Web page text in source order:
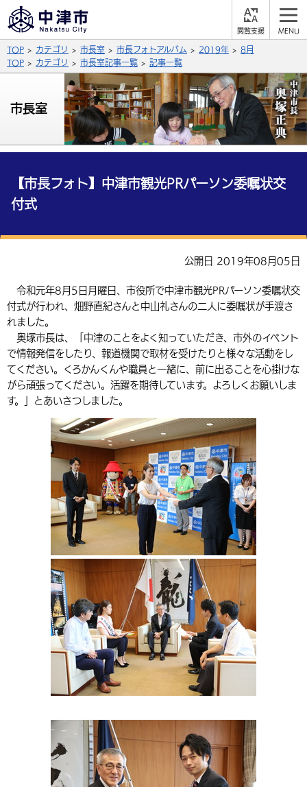
支
背景色
青 白
文字の大きさ
拡大 標準 縮小
英語（English） 中国語（簡体字）
中国語（繁体字） 韓国語（한국어）
組織案内
公式SNS
X (Twitter) YouTube
サイト内検索
総合メニュー
くらしの情報
届出・登録・証明 保険・年金
健康・予防
税金 住宅・インフラ
環境・衛生
選挙 外国人の方向け情報
事業者の方へ
産業・雇用
農林水産業 税金
都市整備
施設情報 子どもを預ける
手当・助成
相談・支援・情報 計画・施策
観光・移住
観光なび
遊ぶ・体験する グルメ・食べる
買う・おみやげ 四季のイベント・祭り
市政情報
中津市について 市役所の紹介
地方創生・地域活性化 広報・広聴
TOP カテゴリ 市長室 市長フォトアルバム 2019年
8月
TOP
カテゴリ 市長室記事一覧 記事一覧
市長室
【市長フォト】中津市観光PRパーソン委嘱状交
付式
公開日 2019年08月05日
令和元年8月5日月曜日、市役所で中津市観光PRパーソン委嘱状交
付式が行われ、畑野直紀さんと中山礼さんの二人に委嘱状が手渡さ
れました。
奥塚市長は、「中津のことをよく知っていただき、市外のイベント
で情報発信をしたり、報道機関で取材を受けたりと様々な活動をし
てください。くろかんくんや職員と一緒に、前に出ることを心掛けな
がら頑張ってください。活躍を期待しています。よろしくお願いしま
す。」とあいさつしました。